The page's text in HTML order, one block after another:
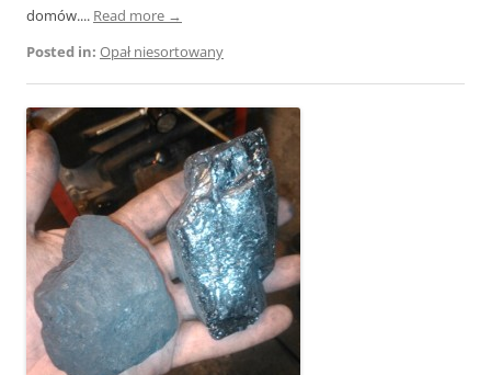
domów.... Read more →
Posted in: Opał niesortowany